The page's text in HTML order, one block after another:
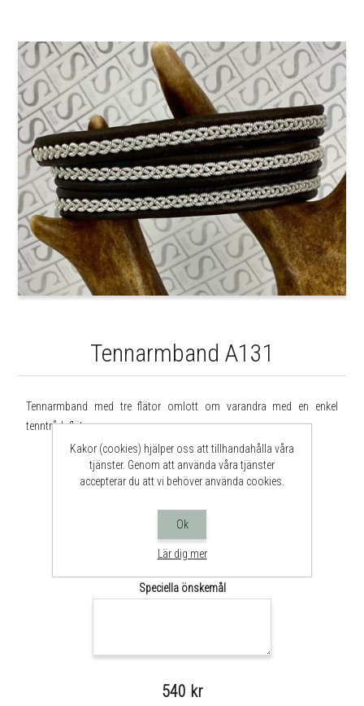
Tennarmband A131
Tennarmband med tre flätor omlott om varandra med en enkel
tenntrådsfläta.
Längd*
Mät runt handleden och lägg till 1,5 cm för rätt längd
Färg
Speciella önskemål
540 kr
Kakor (cookies) hjälper oss att tillhandahålla våra
tjänster. Genom att använda våra tjänster
accepterar du att vi behöver använda cookies.
Ok
Lär dig mer